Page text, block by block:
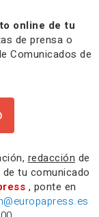
online de tu
de prensa o
Comunicados de
redacción de
de tu comunicado
, ponte en